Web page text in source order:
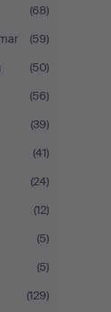
(68)
(59)
(50)
(56)
(39)
(41)
(24)
(12)
(5)
(5)
(129)